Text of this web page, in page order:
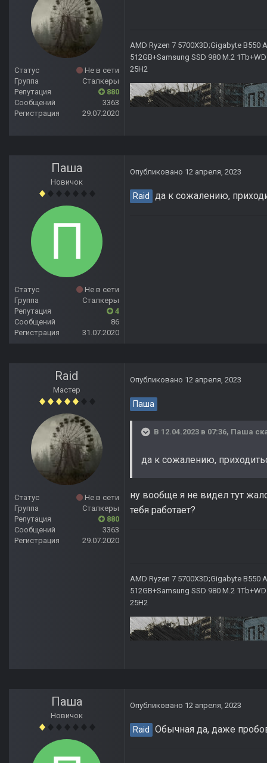
Статус
Не в сети
Группа
Сталкеры
Репутация
880
Сообщений
3363
Регистрация
29.07.2020
AMD Ryzen 7 5700X3D;Gigabyte B550
512GB+Samsung SSD 980 M.2
25H2
Паша
Новичок
Статус
Не в сети
Группа
Сталкеры
Репутация
4
Сообщений
86
Регистрация
31.07.2020
Опубликовано 12 апреля, 2023
Raid да к сожалению,
Raid
Мастер
Статус
Не в сети
Группа
Сталкеры
Репутация
880
Сообщений
3363
Регистрация
29.07.2020
Опубликовано 12 апреля, 2023
Паша
В 12.04.2023 в 07:36, Паша
да к сожалению,
ну вообще я не видел тут
тебя работает?
AMD Ryzen 7 5700X3D;Gigabyte B550
512GB+Samsung SSD 980 M.2
25H2
Паша
Новичок
Опубликовано 12 апреля, 2023
Raid Обычная да, даже